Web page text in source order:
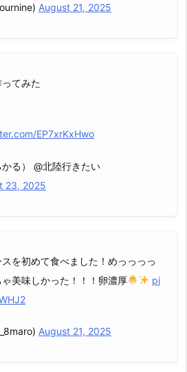
August 21, 2025
てみた
EP7xrKxHwo
る） @北陸行きたい
23, 2025
を初めて食べました！めっっっっ
美味しかった！！！卵濃厚
pi
August 21, 2025